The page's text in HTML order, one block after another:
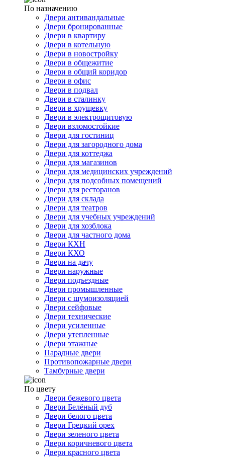
По назначению
Двери антивандальные
Двери бронированные
Двери в квартиру
Двери в котельную
Двери в новостройку
Двери в общежитие
Двери в общий коридор
Двери в офис
Двери в подвал
Двери в сталинку
Двери в хрущевку
Двери в электрощитовую
Двери взломостойкие
Двери для гостиниц
Двери для загородного дома
Двери для коттеджа
Двери для магазинов
Двери для медицинских учреждений
Двери для подсобных помещений
Двери для ресторанов
Двери для склада
Двери для театров
Двери для учебных учреждений
Двери для хозблока
Двери для частного дома
Двери КХН
Двери КХО
Двери на дачу
Двери наружные
Двери подъездные
Двери промышленные
Двери с шумоизоляцией
Двери сейфовые
Двери технические
Двери усиленные
Двери утепленные
Двери этажные
Парадные двери
Противопожарные двери
Тамбурные двери
По цвету
Двери бежевого цвета
Двери Белёный дуб
Двери белого цвета
Двери Грецкий орех
Двери зеленого цвета
Двери коричневого цвета
Двери красного цвета